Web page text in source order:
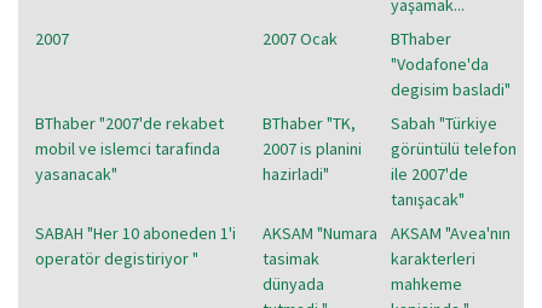
2007
2007 Ocak
BThaber
"Vodafone'da
degisim basladi"
BThaber "2007'de rekabet
mobil ve islemci tarafinda
yasanacak"
BThaber "TK,
2007 is planini
hazirladi"
Sabah "Türkiye
görüntülü telefon
ile 2007'de
tanışacak"
SABAH "Her 10 aboneden 1'i
operatör degistiriyor "
AKSAM "Numara
tasimak
dünyada
AKSAM "Avea'nın
karakterleri
mahkeme